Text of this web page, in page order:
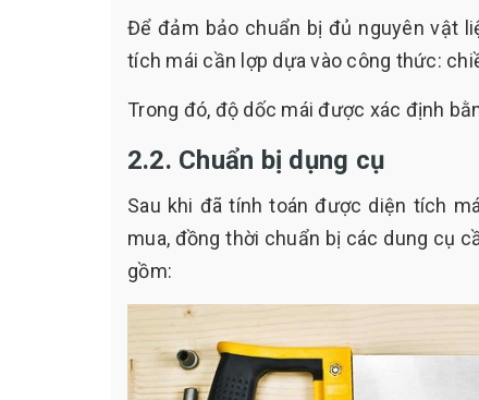
Để đảm bảo chuẩn bị đủ nguyên vật
tích mái cần lợp dựa vào công thức:
Trong đó, độ dốc mái được xác định
2.2. Chuẩn bị dụng cụ
Sau khi đã tính toán được diện tích
mua, đồng thời chuẩn bị các dung cụ
gồm: